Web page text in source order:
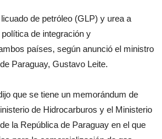
de petróleo (GLP) y urea a
de integración y
países, según anunció el ministro
Paraguay, Gustavo Leite.
que se tiene un memorándum de
de Hidrocarburos y el Ministerio
la República de Paraguay en el que